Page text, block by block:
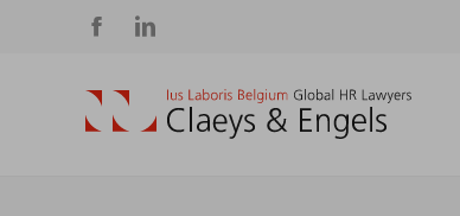
Social
media